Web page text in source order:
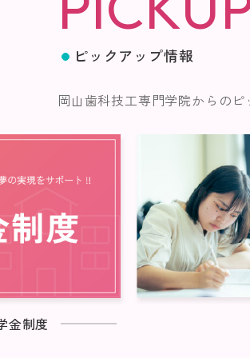
ピックアップ情報
岡山歯科技工専門学院からのピ
金制度